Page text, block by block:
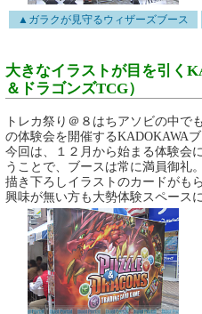
▲ガラクが見守るウィザーズブース
大きなイラストが目を引く
＆ドラゴンズTCG）
トレカ祭り＠８はちアソビの中で
の体験会を開催するKADOKAWAブ
今回は、１２月から始まる体験会
うことで、ブースは常に満員御礼。
描き下ろしイラストのカードがも
興味が無い方も大勢体験スペース